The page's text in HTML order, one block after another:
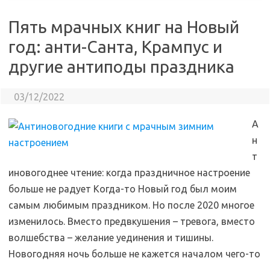
Пять мрачных книг на Новый
год: анти-Санта, Крампус и
другие антиподы праздника
03/12/2022
А
н
т
иновогоднее чтение: когда праздничное настроение
больше не радует Когда-то Новый год был моим
самым любимым праздником. Но после 2020 многое
изменилось. Вместо предвкушения – тревога, вместо
волшебства – желание уединения и тишины.
Новогодняя ночь больше не кажется началом чего-то